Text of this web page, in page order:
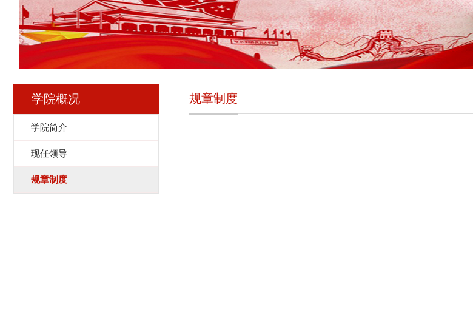
学院概况
学院简介
现任领导
规章制度
规章制度